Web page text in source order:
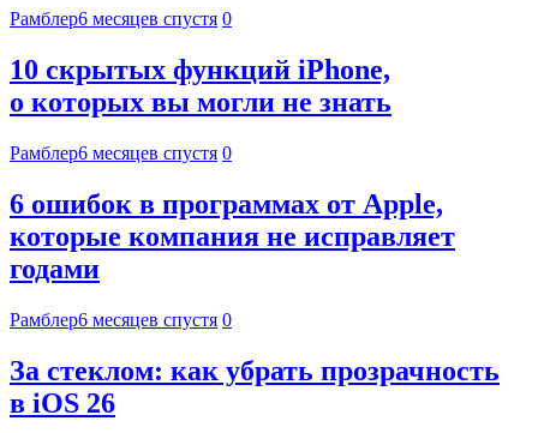
Рамблер6 месяцев спустя 0
10 скрытых функций iPhone,
о которых вы могли не знать
Рамблер6 месяцев спустя 0
6 ошибок в программах от Apple,
которые компания не исправляет
годами
Рамблер6 месяцев спустя 0
За стеклом: как убрать прозрачность
в iOS 26